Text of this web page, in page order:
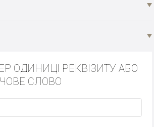
ОДИНИЦІ РЕКВІЗИТУ АБО
СЛОВО